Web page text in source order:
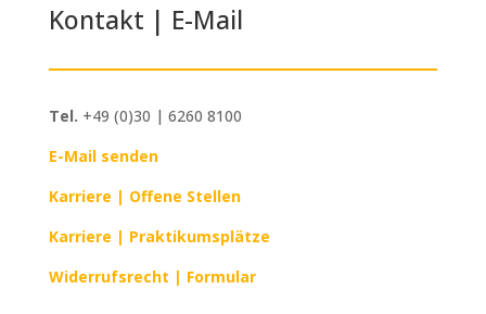
Kontakt | E-Mail
Tel. +49 (0)30 | 6260 8100
E-Mail senden
Karriere | Offene Stellen
Karriere | Praktikumsplätze
Widerrufsrecht | Formular